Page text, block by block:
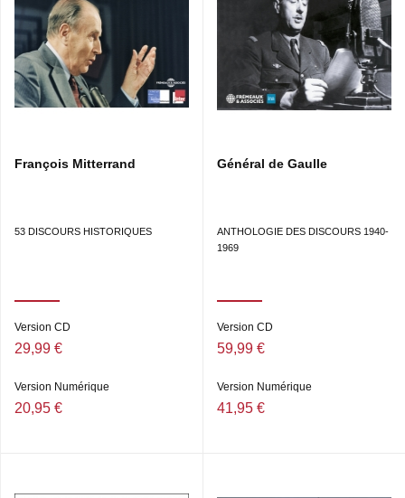
François Mitterrand
53 DISCOURS HISTORIQUES
Version CD
29,99 €
Version Numérique
20,95 €
Général de Gaulle
ANTHOLOGIE DES DISCOURS 1940-
1969
Version CD
59,99 €
Version Numérique
41,95 €